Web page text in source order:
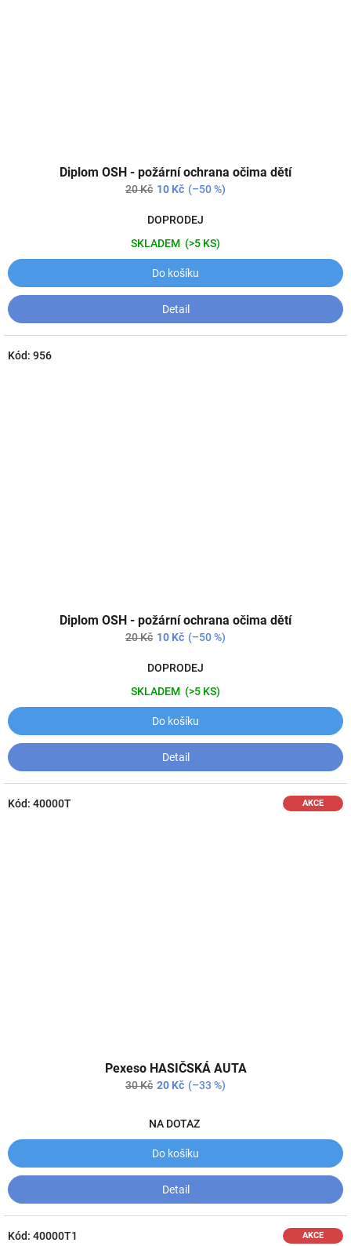
Diplom OSH - požární ochrana očima dětí
20 Kč 10 Kč (–50 %)
DOPRODEJ
SKLADEM (>5 KS)
Do košíku
Detail
Diplom OSH - požární ochrana očima dětí
20 Kč 10 Kč (–50 %)
DOPRODEJ
SKLADEM (>5 KS)
Do košíku
Detail
Kód: 956
AKCE
Pexeso HASIČSKÁ AUTA
30 Kč 20 Kč (–33 %)
NA DOTAZ
Do košíku
Detail
Kód: 40000T
AKCE
Kód: 40000T1